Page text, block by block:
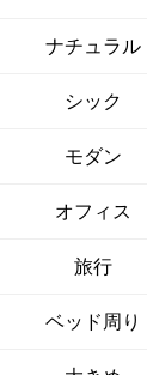
ナチュラル
シック
モダン
オフィス
旅行
ベッド周り